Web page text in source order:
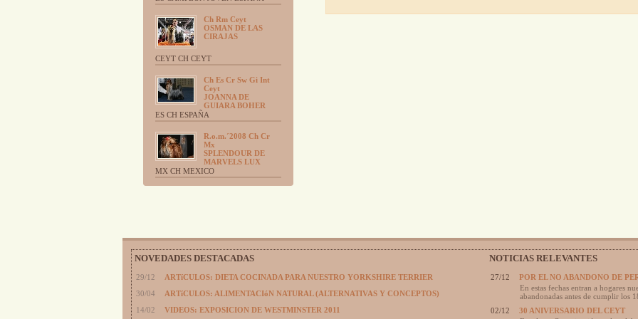
Ch Rm Ceyt
OSMAN DE LAS
CIRAJAS
CEYT CH CEYT
Ch Es Cr Sw Gi Int
Ceyt
JOANNA DE
GUIARA BOHER
ES CH ESPAÑA
R.o.m.´2008 Ch Cr
Mx
SPLENDOUR DE
MARVELS LUX
MX CH MEXICO
NOVEDADES DESTACADAS
29/12
ARTíCULOS: DIETA COCINADA PARA NUESTRO YORKSHIRE TERRIER
30/04
ARTíCULOS: ALIMENTACIóN NATURAL (ALTERNATIVAS Y CONCEPTOS)
14/02
VIDEOS: EXPOSICION DE WESTMINSTER 2011
NOTICIAS RELEVANTES
27/12
POR EL NO ABANDONO DE
En estas fechas entran a hogares
abandonadas antes de cumplir los
02/12
30 ANIVERSARIO DEL CEYT